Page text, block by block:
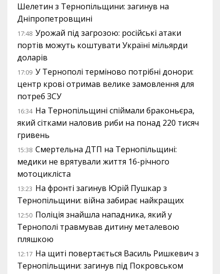
Шелетин з Тернопільщини: загинув на
Дніпропетровщині
17:48 Урожай під загрозою: російські атаки
портів можуть коштувати Україні мільярди
доларів
17:09 У Тернополі терміново потрібні донори:
центр крові отримав велике замовлення для
потреб ЗСУ
16:34 На Тернопільщині спіймали браконьєра,
який сітками наловив риби на понад 220 тисяч
гривень
15:38 Смертельна ДТП на Тернопільщині:
медики не врятували життя 16-річного
мотоцикліста
13:23 На фронті загинув Юрій Пушкар з
Тернопільщини: війна забирає найкращих
12:50 Поліція знайшла нападника, який у
Тернополі травмував дитину металевою
пляшкою
12:17 На щиті повертається Василь Ришкевич з
Тернопільщини: загинув під Покровськом